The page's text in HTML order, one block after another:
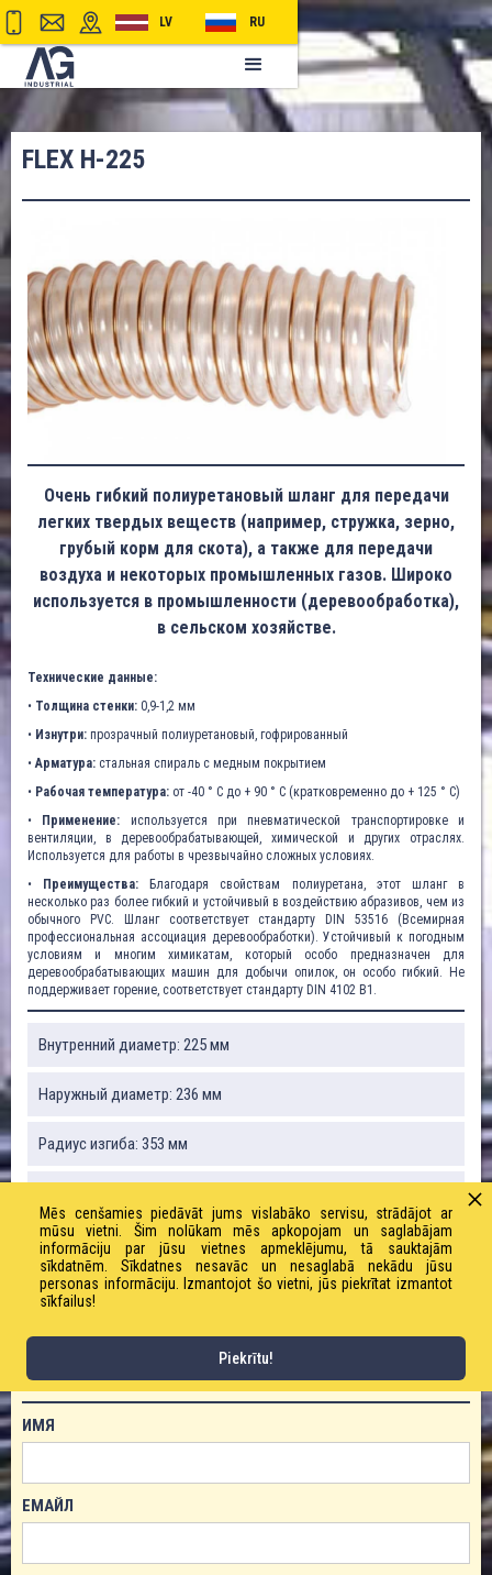
LV RU
FLEX H-225
Очень гибкий полиуретановый шланг для передачи
легких твердых веществ (например, стружка, зерно,
грубый корм для скота), а также для передачи
воздуха и некоторых промышленных газов. Широко
используется в промышленности (деревообработка),
в сельском хозяйстве.
Технические данные:
• Толщина стенки: 0,9-1,2 мм
• Изнутри: прозрачный полиуретановый, гофрированный
•Арматура: стальная спираль с медным покрытием
• Рабочая температура: от -40 ° C до + 90 ° C (кратковременно до + 125 ° C)
•
Применение: используется при пневматической транспортировке и
вентиляции, в деревообрабатывающей, химической и других отраслях.
Используется для работы в чрезвычайно сложных условиях.
•
Преимущества: Благодаря свойствам полиуретана, этот шланг в
несколько раз более гибкий и устойчивый в воздействию абразивов, чем из
обычного PVC. Шланг соответствует стандарту DIN 53516 (Всемирная
профессиональная ассоциация деревообработки). Устойчивый к погодным
условиям и многим химикатам, который особо предназначен для
деревообрабатывающих машин для добычи опилок, он особо гибкий. Не
поддерживает горение, соответствует стандарту DIN 4102 B1.
Внутренний диаметр: 225 мм
Наружный диаметр: 236 мм
Радиус изгиба: 353 мм
Вес: 3650 г / м
Рабочее давление: 0,6 бар
ЗАКАЗАТЬ ТОВАР!
ИМЯ
ЕМАЙЛ
Mēs cenšamies piedāvāt jums vislabāko servisu, strādājot ar
mūsu vietni. Šim nolūkam mēs apkopojam un saglabājam
informāciju par jūsu vietnes apmeklējumu, tā sauktajām
sīkdatnēm. Sīkdatnes nesavāc un nesaglabā nekādu jūsu
personas informāciju. Izmantojot šo vietni, jūs piekrītat izmantot
sīkfailus!
Piekrītu!